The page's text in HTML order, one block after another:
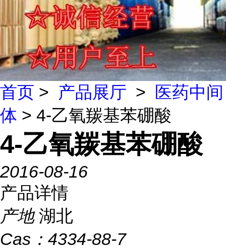
首页 > 产品展厅 >
医药中间
体 > 4-乙氧羰基苯硼酸
4-乙氧羰基苯硼酸
2016-08-16
产品详情
产地 湖北
Cas： 4334-88-7